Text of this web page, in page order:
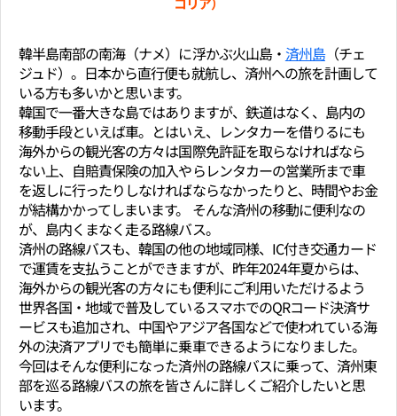
韓半島南部の南海（ナメ）に浮かぶ火山島・ 済州島（チェ
ジュド）。日本から直行便も就航し、済州への旅を計画して
いる方も多いかと思います。
韓国で一番大きな島ではありますが、鉄道はなく、島内の
移動手段といえば車。とはいえ、レンタカーを借りるにも
海外からの観光客の方々は国際免許証を取らなければなら
ない上、自賠責保険の加入やらレンタカーの営業所まで車
を返しに行ったりしなければならなかったりと、時間やお金
が結構かかってしまいます。 そんな済州の移動に便利なの
が、島内くまなく走る路線バス。
済州の路線バスも、韓国の他の地域同様、IC付き交通カード
で運賃を支払うことができますが、昨年2024年夏からは、
海外からの観光客の方々にも便利にご利用いただけるよう
世界各国・地域で普及しているスマホでのQRコード決済サ
ービスも追加され、中国やアジア各国などで使われている海
外の決済アプリでも簡単に乗車できるようになりました。
今回はそんな便利になった済州の路線バスに乗って、済州東
部を巡る路線バスの旅を皆さんに詳しくご紹介したいと思
います。